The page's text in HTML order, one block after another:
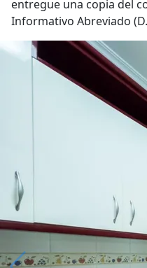
entregue una copia del
Informativo Abreviado